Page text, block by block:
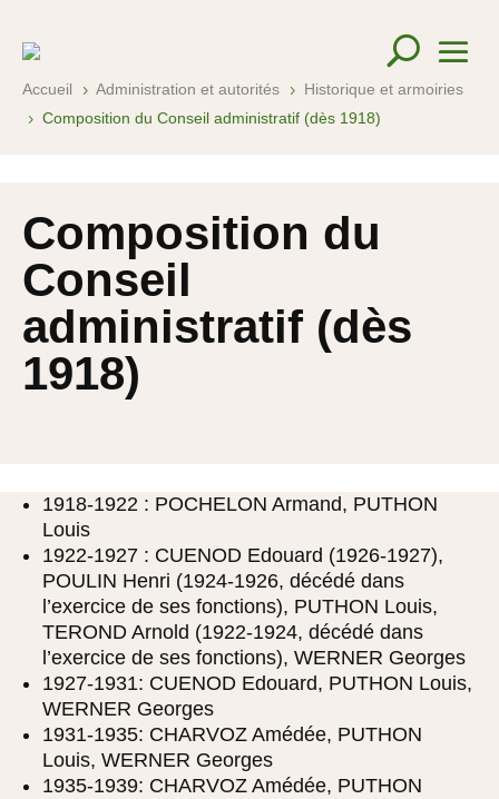
Accueil 5 Administration et autorités 5 Historique et armoiries
5 Composition du Conseil administratif (dès 1918)
Composition du
Conseil
administratif (dès
1918)
1918-1922 : POCHELON Armand, PUTHON
Louis
1922-1927 : CUENOD Edouard (1926-1927),
POULIN Henri (1924-1926, décédé dans
l’exercice de ses fonctions), PUTHON Louis,
TEROND Arnold (1922-1924, décédé dans
l’exercice de ses fonctions), WERNER Georges
1927-1931: CUENOD Edouard, PUTHON Louis,
WERNER Georges
1931-1935: CHARVOZ Amédée, PUTHON
Louis, WERNER Georges
1935-1939: CHARVOZ Amédée, PUTHON